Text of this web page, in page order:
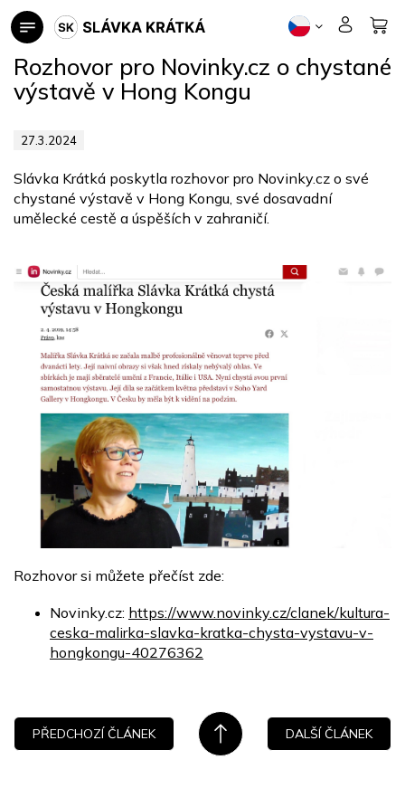
Přejít
na
Rozhovor pro Novinky.cz o chystané
výstavě v Hong Kongu
27.3.2024
Slávka Krátká poskytla rozhovor pro Novinky.cz o své
chystané výstavě v Hong Kongu, své dosavadní
umělecké cestě a úspěších v zahraničí.
Rozhovor si můžete přečíst zde:
Novinky.cz: https://www.novinky.cz/clanek/kultura-
ceska-malirka-slavka-kratka-chysta-vystavu-v-
hongkongu-40276362
PŘEDCHOZÍ ČLÁNEK DALŠÍ ČLÁNEK